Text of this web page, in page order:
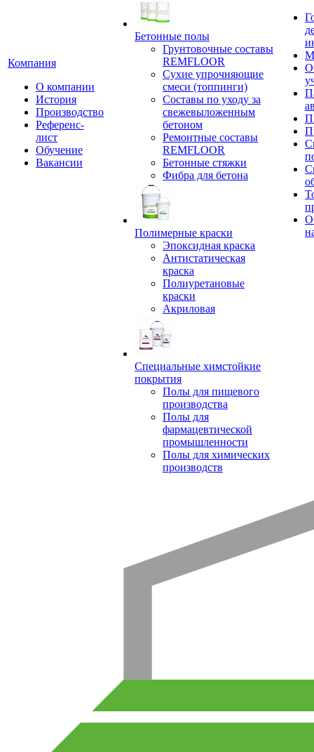
Компания
О компании
История
Производство
Референс-
лист
Обучение
Вакансии
Бетонные полы
Грунтовочные составы
REMFLOOR
Сухие упрочняющие
смеси (топпинги)
Составы по уходу за
свежевыложенным
бетоном
Ремонтные составы
REMFLOOR
Бетонные стяжки
Фибра для бетона
Полимерные краски
Эпоксидная краска
Антистатическая
краска
Полиуретановые
краски
Акриловая
Специальные химстойкие
покрытия
Полы для пищевого
производства
Полы для
фармацевтической
промышленности
Полы для химических
производств